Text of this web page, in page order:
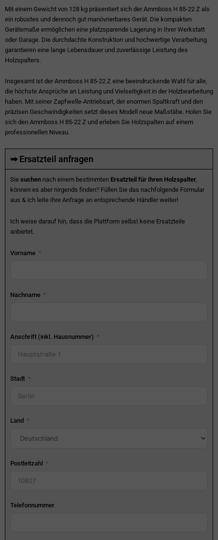
Mit einem Gewicht von 128 kg präsentiert sich der Ammboss H 85-22 Z als
ein robustes und dennoch gut manövrierbares Gerät. Die kompakten
Gerätemaße ermöglichen eine platzsparende Lagerung in Ihrer Werkstatt
oder Garage. Die durchdachte Konstruktion und hochwertige Verarbeitung
garantieren eine lange Lebensdauer und zuverlässige Leistung des
Holzspalters.
Insgesamt ist der Ammboss H 85-22 Z eine beeindruckende Wahl für alle,
die höchste Ansprüche an Leistung und Vielseitigkeit in der Holzbearbeitung
haben. Mit seiner Zapfwelle-Antriebsart, der enormen Spaltkraft und den
präzisen Geschwindigkeiten setzt dieses Modell neue Maßstäbe. Holen Sie
sich den Ammboss H 85-22 Z und erleben Sie Holzspalten auf einem
professionellen Niveau.
➡ Ersatzteil anfragen
Sie suchen nach einem bestimmten Ersatzteil für Ihren Holzspalter,
können es aber nirgends finden? Füllen Sie das nachfolgende Formular
aus & ich leite Ihre Anfrage an entsprechende Händler weiter!
Ich weise darauf hin, dass die Plattform selbst keine Ersatzteile
anbietet.
Vorname
Nachname
Anschrift (inkl. Hausnummer)
Stadt
Land
Postleitzahl
Telefonnummer